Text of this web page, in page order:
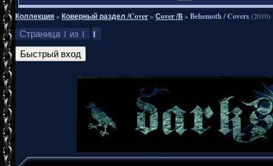
Коллекция»Коверный раздел /Cover»Сover /B»Behemoth / Covers(2010)
Страница 1 из 1 1